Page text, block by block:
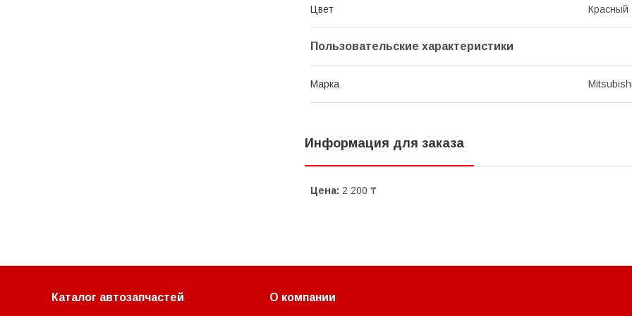
Цвет Красный
Пользовательские характеристики
Марка
Информация для заказа
Цена: 2 200 ₸
Каталог автозапчастей О компании